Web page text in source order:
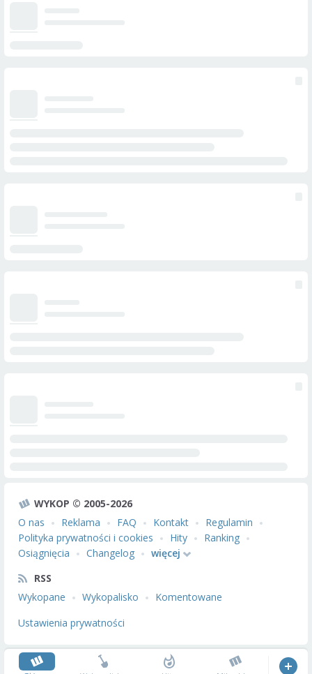
WYKOP © 2005-2026
O nas
Reklama FAQ Kontakt
Regulamin
Polityka prywatności i cookies
Hity
Ranking
Osiągnięcia
Changelog
więcej
RSS
Wykopane
Wykopalisko
Komentowane
Ustawienia prywatności